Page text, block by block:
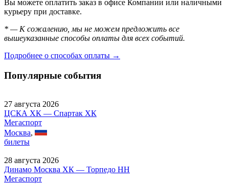
Вы можете оплатить заказ в офисе Компании или наличными
курьеру при доставке.
* — К сожалению, мы не можем предложить все
вышеуказанные способы оплаты для всех событий.
Подробнее о способах оплаты →
Популярные события
27 августа 2026
ЦСКА ХК — Спартак ХК
Мегаспорт
Москва,
билеты
28 августа 2026
Динамо Москва ХК — Торпедо НН
Мегаспорт